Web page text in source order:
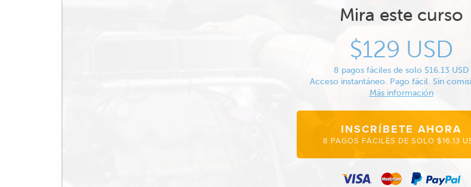
Mira este curso
$129 USD
8 pagos fáciles de solo $16.13 USD
Acceso instantáneo. Pago fácil. Sin
Más información
INSCRÍBETE AHORA
8 PAGOS FÁCILES DE SOLO $16.13